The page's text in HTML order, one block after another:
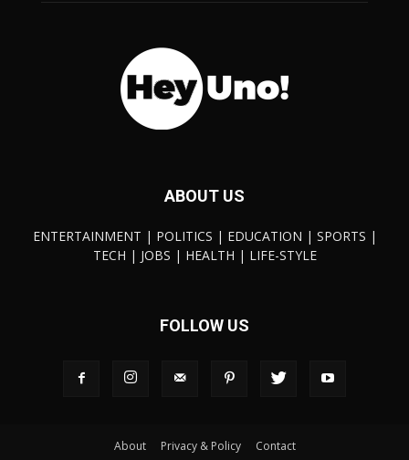
ABOUT US
ENTERTAINMENT | POLITICS | EDUCATION | SPORTS |
TECH | JOBS | HEALTH | LIFE-STYLE
FOLLOW US
About Privacy & Policy Contact